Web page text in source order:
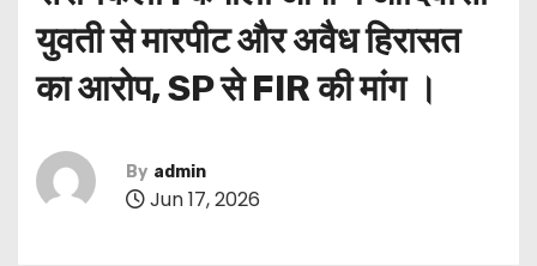
युवती से मारपीट और अवैध हिरासत
का आरोप, SP से FIR की मांग ।
By admin
Jun 17, 2026